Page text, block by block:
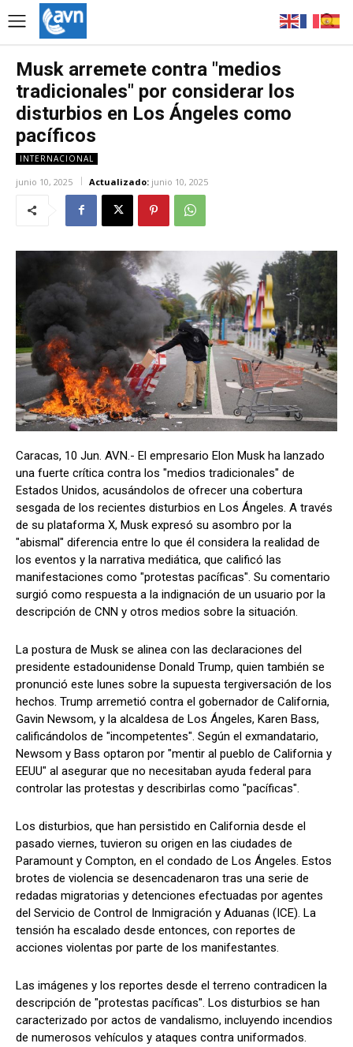
Musk arremete contra "medios
tradicionales" por considerar los
disturbios en Los Ángeles como
pacíficos
INTERNACIONAL
junio 10, 2025 Actualizado: junio 10, 2025
Caracas, 10 Jun. AVN.- El empresario Elon Musk ha lanzado
una fuerte crítica contra los "medios tradicionales" de
Estados Unidos, acusándolos de ofrecer una cobertura
sesgada de los recientes disturbios en Los Ángeles. A través
de su plataforma X, Musk expresó su asombro por la
"abismal" diferencia entre lo que él considera la realidad de
los eventos y la narrativa mediática, que calificó las
manifestaciones como "protestas pacíficas". Su comentario
surgió como respuesta a la indignación de un usuario por la
descripción de CNN y otros medios sobre la situación.
La postura de Musk se alinea con las declaraciones del
presidente estadounidense Donald Trump, quien también se
pronunció este lunes sobre la supuesta tergiversación de los
hechos. Trump arremetió contra el gobernador de California,
Gavin Newsom, y la alcaldesa de Los Ángeles, Karen Bass,
calificándolos de "incompetentes". Según el exmandatario,
Newsom y Bass optaron por "mentir al pueblo de California y
EEUU" al asegurar que no necesitaban ayuda federal para
controlar las protestas y describirlas como "pacíficas".
Los disturbios, que han persistido en California desde el
pasado viernes, tuvieron su origen en las ciudades de
Paramount y Compton, en el condado de Los Ángeles. Estos
brotes de violencia se desencadenaron tras una serie de
redadas migratorias y detenciones efectuadas por agentes
del Servicio de Control de Inmigración y Aduanas (ICE). La
tensión ha escalado desde entonces, con reportes de
acciones violentas por parte de los manifestantes.
Las imágenes y los reportes desde el terreno contradicen la
descripción de "protestas pacíficas". Los disturbios se han
caracterizado por actos de vandalismo, incluyendo incendios
de numerosos vehículos y ataques contra uniformados.